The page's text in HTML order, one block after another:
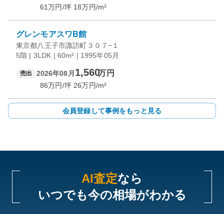
61万円/坪 18万円/m²
グレンモアスワB館
東京都八王子市諏訪町３０７−１
5階 | 3LDK | 60m² | 1995年05月
売出 2026年08月 1,560万円
86万円/坪 26万円/m²
会員登録して事例をもっと見る
AI査定なら
いつでも今の相場がわかる